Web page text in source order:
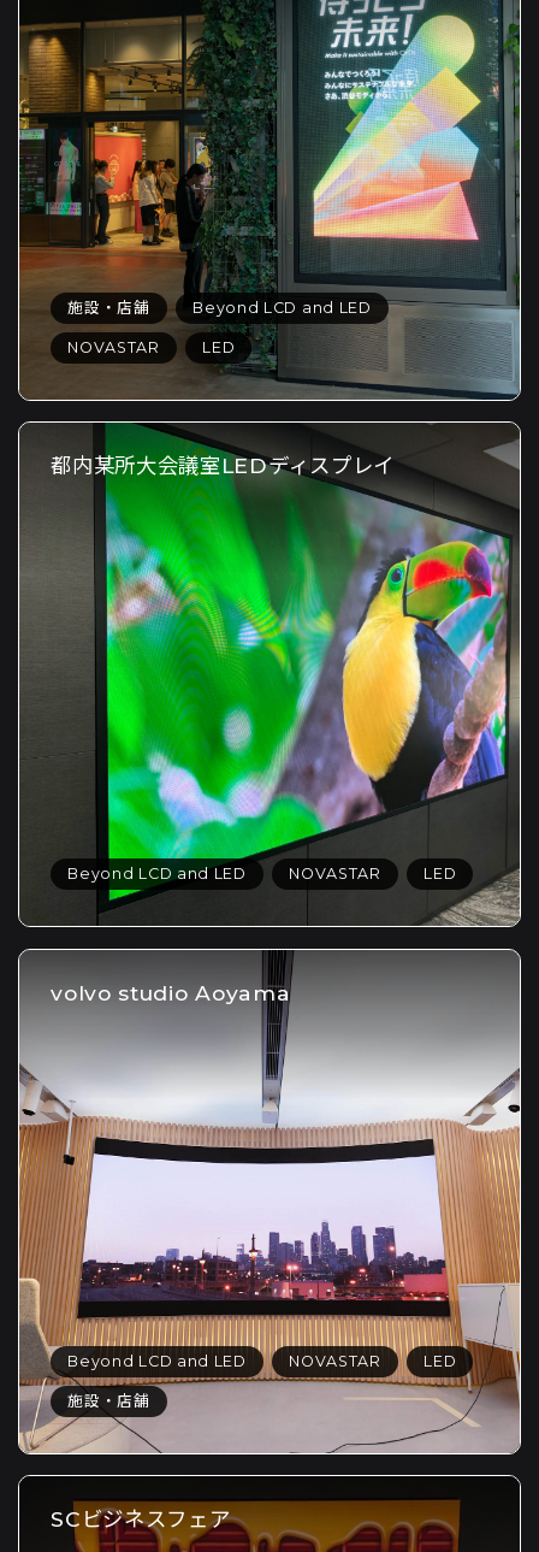
施設・店舗 Beyond LCD and LED
NOVASTAR LED
都内某所大会議室LEDディスプレイ
Beyond LCD and LED NOVASTAR LED
volvo studio Aoyama
Beyond LCD and LED NOVASTAR LED
施設・店舗
SCビジネスフェア